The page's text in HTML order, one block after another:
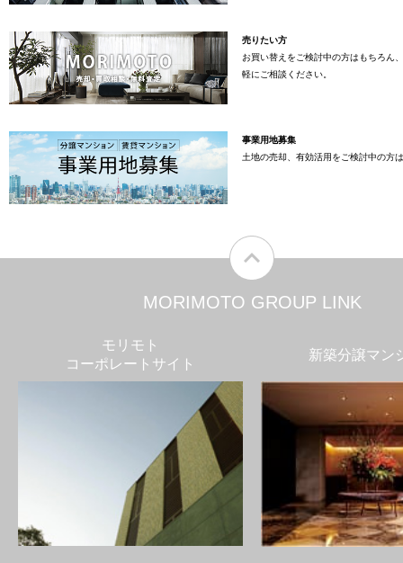
売りたい方
お買い替えをご検討中の方はもちろん
軽にご相談ください。
事業用地募集
土地の売却、有効活用をご検討中の方
MORIMOTO GROUP LINK
モリモト
コーポレートサイト
新築分譲マン